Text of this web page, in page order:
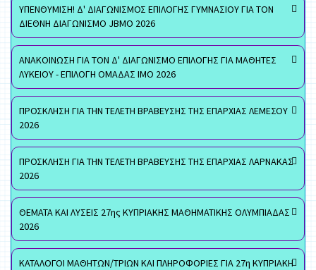
ΥΠΕΝΘΥΜΙΣΗ! Δ' ΔΙΑΓΩΝΙΣΜΟΣ ΕΠΙΛΟΓΗΣ ΓΥΜΝΑΣΙΟΥ ΓΙΑ ΤΟΝ
ΔΙΕΘΝΗ ΔΙΑΓΩΝΙΣΜΟ JBMO 2026
ΑΝΑΚΟΙΝΩΣΗ ΓΙΑ ΤΟΝ Δ' ΔΙΑΓΩΝΙΣΜΟ ΕΠΙΛΟΓΗΣ ΓΙΑ ΜΑΘΗΤΕΣ
ΛΥΚΕΙΟΥ - ΕΠΙΛΟΓΗ ΟΜΑΔΑΣ ΙΜΟ 2026
ΠΡΟΣΚΛΗΣΗ ΓΙΑ ΤΗΝ ΤΕΛΕΤΗ ΒΡΑΒΕΥΣΗΣ ΤΗΣ ΕΠΑΡΧΙΑΣ ΛΕΜΕΣΟΥ
2026
ΠΡΟΣΚΛΗΣΗ ΓΙΑ ΤΗΝ ΤΕΛΕΤΗ ΒΡΑΒΕΥΣΗΣ ΤΗΣ ΕΠΑΡΧΙΑΣ ΛΑΡΝΑΚΑΣ
2026
ΘΕΜΑΤΑ ΚΑΙ ΛΥΣΕΙΣ 27ης ΚΥΠΡΙΑΚΗΣ ΜΑΘΗΜΑΤΙΚΗΣ ΟΛΥΜΠΙΑΔΑΣ
2026
ΚΑΤΑΛΟΓΟΙ ΜΑΘΗΤΩΝ/ΤΡΙΩΝ ΚΑΙ ΠΛΗΡΟΦΟΡΙΕΣ ΓΙΑ 27η ΚΥΠΡΙΑΚΗ